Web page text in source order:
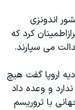
اندونزی
کرد که
می سپارند.
اروپا گفت هيچ
و وعده داد
با تروريسم